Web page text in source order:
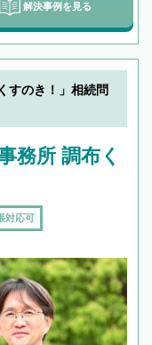
解決事例を見る
すのき！」相続問
務所 調布く
対応可